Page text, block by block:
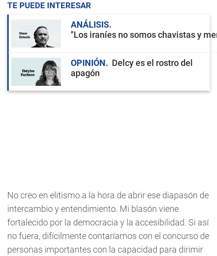
TE PUEDE INTERESAR
ANÁLISIS
"Los iraníes no somos chavistas y
OPINIÓN
Delcy es el rostro del
apagón
No creo en elitismo a la hora de abrir ese diapasón de
intercambio y entendimiento. Mi blasón viene
fortalecido por la democracia y la accesibilidad. Si así
no fuera, difícilmente contaríamos con el concurso de
personas importantes con la capacidad para dirimir